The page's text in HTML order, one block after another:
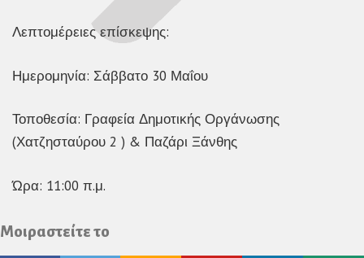
Λεπτομέρειες επίσκεψης:
Ημερομηνία: Σάββατο 30 Μαΐου
Τοποθεσία: Γραφεία Δημοτικής Οργάνωσης
(Χατζησταύρου 2 ) & Παζάρι Ξάνθης
Ώρα: 11:00 π.μ.
Μοιραστείτε το